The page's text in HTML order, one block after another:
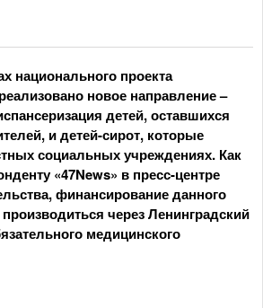
национального проекта
новое направление –
детей, оставшихся
и детей-сирот, которые
социальных учреждениях. Как
«47News» в пресс-центре
финансирование данного
через Ленинградский
медицинского